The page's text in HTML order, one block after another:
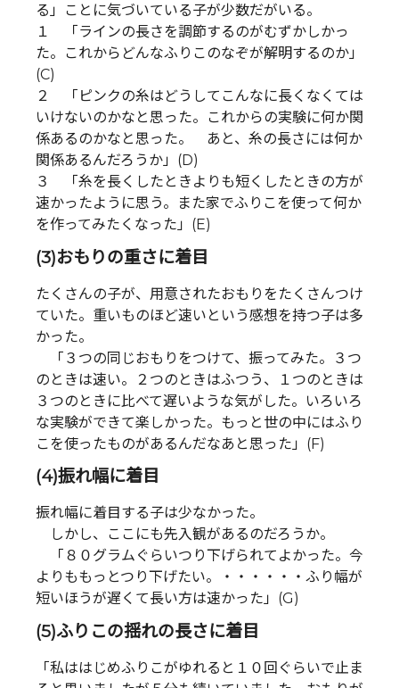
る」ことに気づいている子が少数だがいる。
１ 「ラインの長さを調節するのがむずかしかっ
た。これからどんなふりこのなぞが解明するのか」
(C)
２ 「ピンクの糸はどうしてこんなに長くなくては
いけないのかなと思った。これからの実験に何か関
係あるのかなと思った。 あと、糸の長さには何か
関係あるんだろうか」(D)
３ 「糸を長くしたときよりも短くしたときの方が
速かったように思う。また家でふりこを使って何か
を作ってみたくなった」(E)
(3)おもりの重さに着目
たくさんの子が、用意されたおもりをたくさんつけ
ていた。重いものほど速いという感想を持つ子は多
かった。
「３つの同じおもりをつけて、振ってみた。３つ
のときは速い。２つのときはふつう、１つのときは
３つのときに比べて遅いような気がした。いろいろ
な実験ができて楽しかった。もっと世の中にはふり
こを使ったものがあるんだなあと思った」(F)
(4)振れ幅に着目
振れ幅に着目する子は少なかった。
しかし、ここにも先入観があるのだろうか。
「８０グラムぐらいつり下げられてよかった。今
よりももっとつり下げたい。・・・・・・ふり幅が
短いほうが遅くて長い方は速かった」(G)
(5)ふりこの揺れの長さに着目
「私ははじめふりこがゆれると１０回ぐらいで止ま